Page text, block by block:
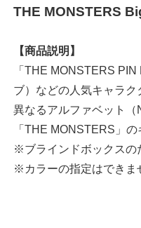
THE MONSTERS
【商品説明】
「THE MONSTERS
ブ）などの人気キャラ
異なるアルファベット
「THE MONSTERS」
※ブラインドボックスの
※カラーの指定はできま